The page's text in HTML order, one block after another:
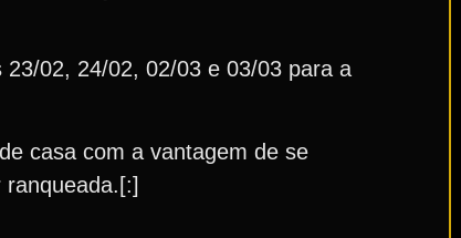
02, 24/02, 02/03 e 03/03 para a
casa com a vantagem de se